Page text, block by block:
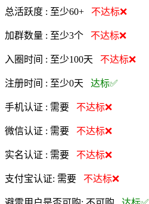
总活跃度 : 至少60+ 不达标❌
加群数量 : 至少3个 不达标❌
入圈时间 : 至少100天 不达标❌
注册时间 : 至少0天 达标✅
手机认证 : 需要 不达标❌
微信认证 : 需要 不达标❌
实名认证 : 需要 不达标❌
支付宝认证: 需要 不达标❌